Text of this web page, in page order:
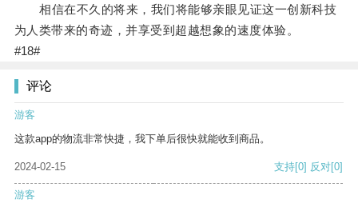
相信在不久的将来，我们将能够亲眼见证这一创新科技
为人类带来的奇迹，并享受到超越想象的速度体验。
#18#
评论
游客
这款app的物流非常快捷，我下单后很快就能收到商品。
2024-02-15 支持[0] 反对[0]
游客